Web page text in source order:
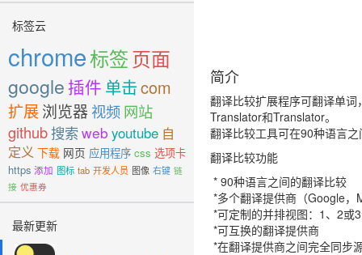
标签云
chrome标签页面
google 插件 单击com
扩展浏览器 视频网站
github搜索web youtube 自
定义 下载 网页 应用程序 css 选项卡
https 添加 图标 tab 开发人员 图像 右键 链
接 优惠券
最新更新
简介
翻译比较扩展程序可翻译单
Translator和Translator。
翻译比较工具可在90种语言
翻译比较功能
* 90种语言之间的翻译比较
*多个翻译提供商（Google
*可定制的并排视图：1、2或
*可互换的翻译提供商
*在翻译提供商之间完全同步